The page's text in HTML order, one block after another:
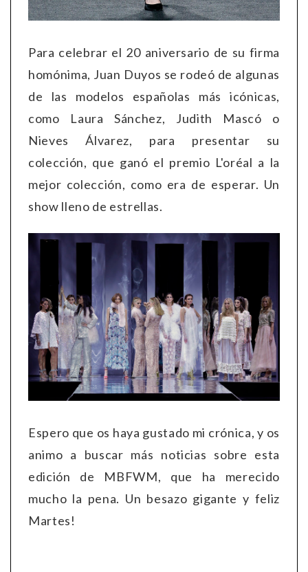
Para celebrar el 20 aniversario de su firma
homónima, Juan Duyos se rodeó de algunas
de las modelos españolas más icónicas,
como Laura Sánchez, Judith Mascó o
Nieves Álvarez, para presentar su
colección, que ganó el premio L'oréal a la
mejor colección, como era de esperar. Un
show lleno de estrellas.
Espero que os haya gustado mi crónica, y os
animo a buscar más noticias sobre esta
edición de MBFWM, que ha merecido
mucho la pena. Un besazo gigante y feliz
Martes!